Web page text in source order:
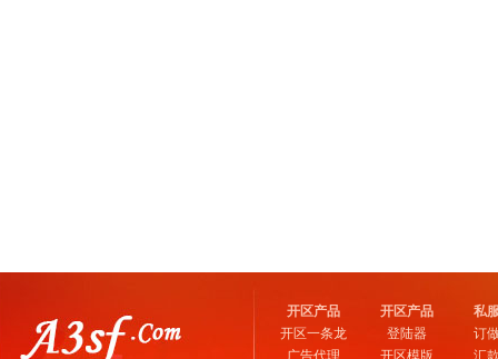
开区产品
开区一条龙
广告代理
开区产品
登陆器
开区模版
私
订
汇